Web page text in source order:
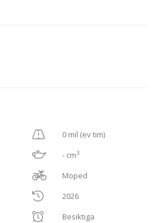
0 mil (ev tim)
- cm3
Moped
2026
Besiktiga